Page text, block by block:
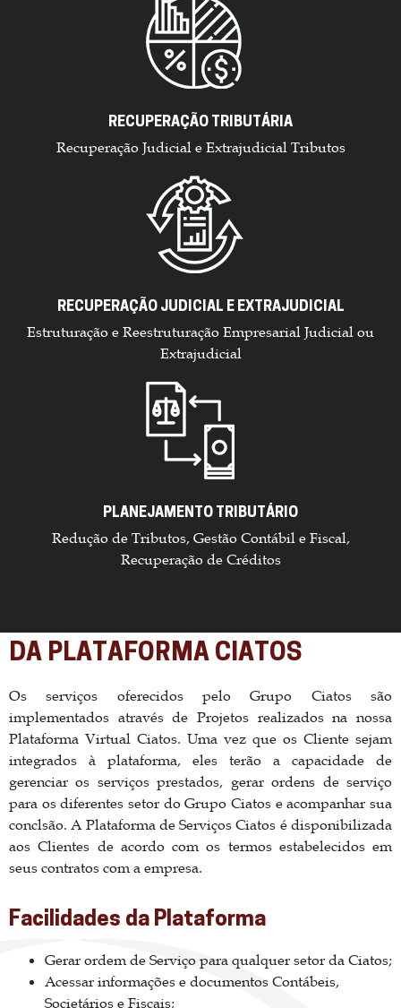
RECUPERAÇÃO TRIBUTÁRIA
Recuperação Judicial e Extrajudicial Tributos
RECUPERAÇÃO JUDICIAL E EXTRAJUDICIAL
Estruturação e Reestruturação Empresarial Judicial ou
Extrajudicial
PLANEJAMENTO TRIBUTÁRIO
Redução de Tributos, Gestão Contábil e Fiscal,
Recuperação de Créditos
DA PLATAFORMA CIATOS
Os serviços oferecidos pelo Grupo Ciatos são
implementados através de Projetos realizados na nossa
Plataforma Virtual Ciatos. Uma vez que os Cliente sejam
integrados à plataforma, eles terão a capacidade de
gerenciar os serviços prestados, gerar ordens de serviço
para os diferentes setor do Grupo Ciatos e acompanhar sua
conclsão. A Plataforma de Serviços Ciatos é disponibilizada
aos Clientes de acordo com os termos estabelecidos em
seus contratos com a empresa.
Facilidades da Plataforma
Gerar ordem de Serviço para qualquer setor da Ciatos;
Acessar informações e documentos Contábeis,
Societários e Fiscais;